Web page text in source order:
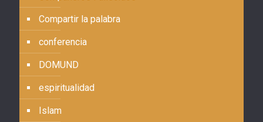
Compartir la palabra
conferencia
DOMUND
espiritualidad
Islam